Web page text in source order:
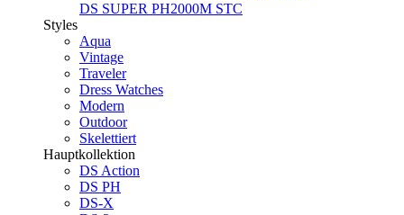
DS SUPER PH2000M STC
Styles
Aqua
Vintage
Traveler
Dress Watches
Modern
Outdoor
Skelettiert
Hauptkollektion
DS Action
DS PH
DS-X